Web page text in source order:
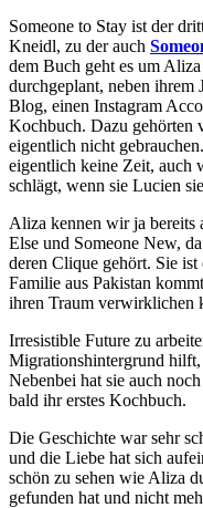
Someone to Stay ist der
Kneidl, zu der auch
dem Buch geht es um
durchgeplant, neben ihrem
Blog, einen Instagram
Kochbuch. Dazu gehörten
eigentlich nicht
eigentlich keine Zeit, auch
schlägt, wenn sie Lucien
Aliza kennen wir ja bereits
Else und Someone New,
deren Clique gehört. Sie
Familie aus Pakistan
ihren Traum verwirklichen
Irresistible Future zu
Migrationshintergrund
Nebenbei hat sie auch
bald ihr erstes Kochbuch.
Die Geschichte war sehr
und die Liebe hat sich
schön zu sehen wie Aliza
gefunden hat und nicht